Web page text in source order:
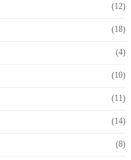
(12)
(18)
(4)
(10)
(11)
(14)
(8)